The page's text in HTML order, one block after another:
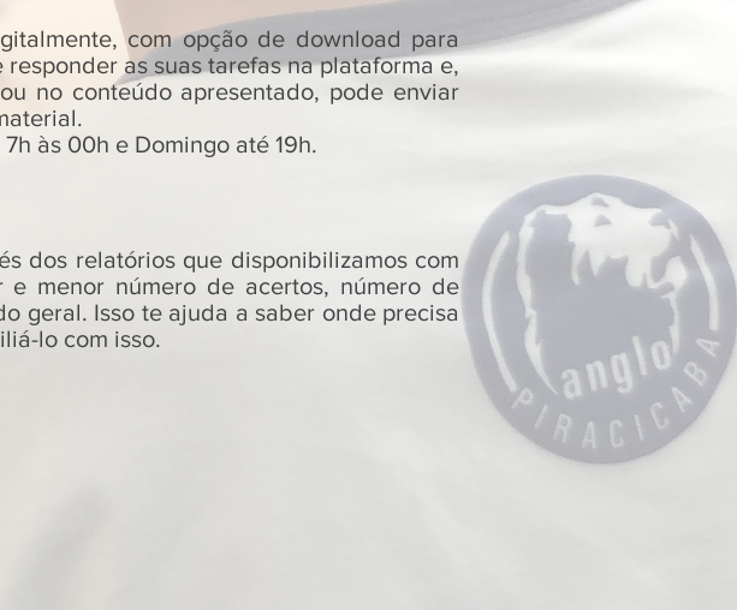
com opção de download para
as suas tarefas na plataforma e,
no conteúdo apresentado, pode enviar
às 00h e Domingo até 19h.
dos relatórios que disponibilizamos com
e menor número de acertos, número de
geral. Isso te ajuda a saber onde precisa
lo com isso.